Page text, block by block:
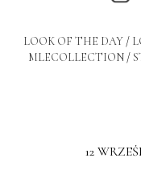
LOOK OF THE DAY/
MLECOLLECTION /
12